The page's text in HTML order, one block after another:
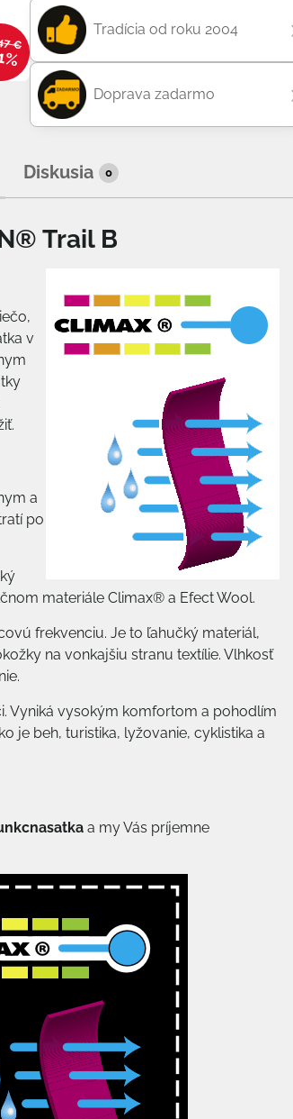
€
Tradícia od roku 2004
Doprava zadarmo
Diskusia 0
Trail B
v
a
po
materiále Climax® a Efect Wool.
frekvenciu. Je to ľahučký materiál,
na vonkajšiu stranu textílie. Vlhkosť
Vyniká vysokým komfortom a pohodlím
je beh, turistika, lyžovanie, cyklistika a
a my Vás príjemne